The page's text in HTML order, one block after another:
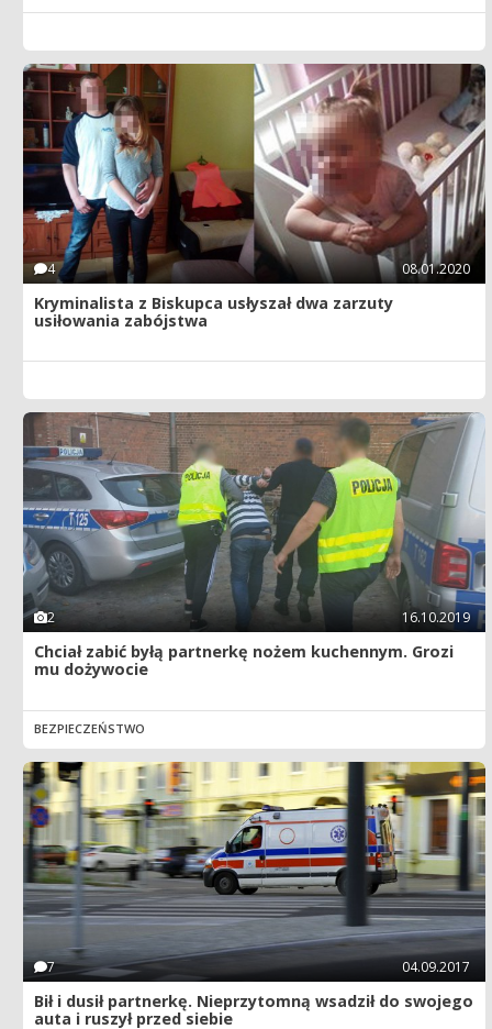
4 08.01.2020
Kryminalista z Biskupca usłyszał dwa zarzuty
usiłowania zabójstwa
2 16.10.2019
Chciał zabić byłą partnerkę nożem kuchennym. Grozi
mu dożywocie
BEZPIECZEŃSTWO
7 04.09.2017
Bił i dusił partnerkę. Nieprzytomną wsadził do swojego
auta i ruszył przed siebie